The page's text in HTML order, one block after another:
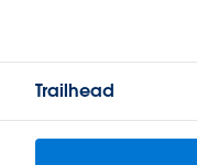
Trailhead